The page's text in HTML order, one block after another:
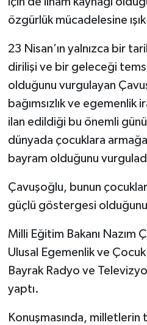
özgürlük mücadelesine
23 Nisan’ın yalnızca bir
dirilişi ve bir geleceği
olduğunu vurgulayan
bağımsızlık ve egemenlik
ilan edildiği bu önemli
dünyada çocuklara
bayram olduğunu
Çavuşoğlu, bunun
güçlü göstergesi
Milli Eğitim Bakanı Nazım
Ulusal Egemenlik ve Çocuk
Bayrak Radyo ve
yaptı.
Konuşmasında, milletlerin